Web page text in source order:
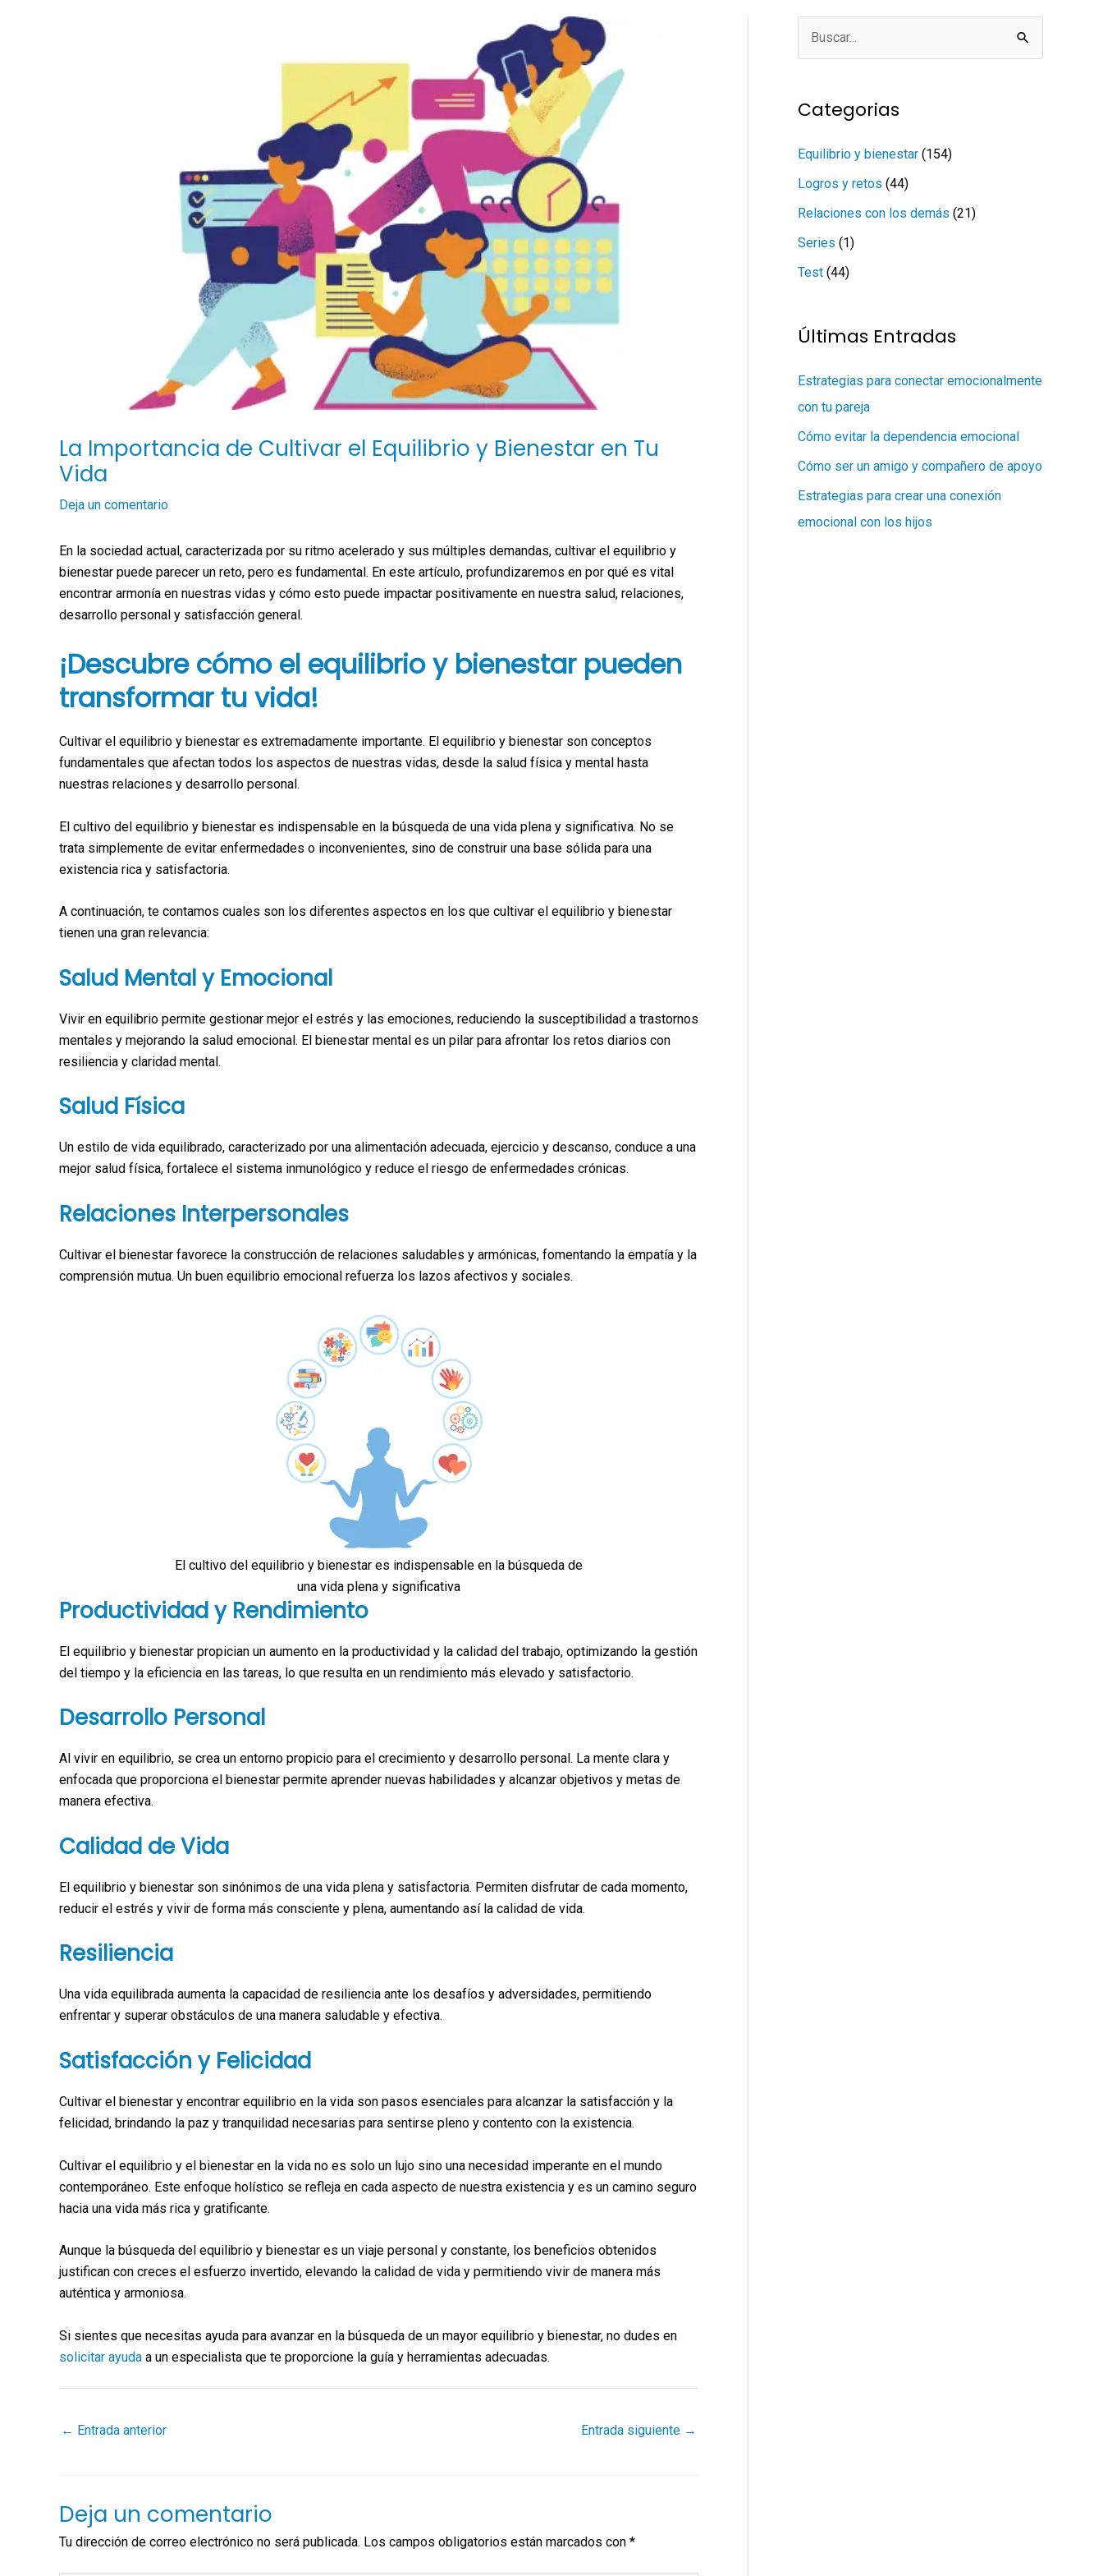
La Importancia de Cultivar el Equilibrio y Bienestar en Tu
Vida
Deja un comentario
En la sociedad actual, caracterizada por su ritmo acelerado y sus múltiples demandas, cultivar el equilibrio y
bienestar puede parecer un reto, pero es fundamental. En este artículo, profundizaremos en por qué es vital
encontrar armonía en nuestras vidas y cómo esto puede impactar positivamente en nuestra salud, relaciones,
desarrollo personal y satisfacción general.
¡Descubre cómo el equilibrio y bienestar pueden
transformar tu vida!
Cultivar el equilibrio y bienestar es extremadamente importante. El equilibrio y bienestar son conceptos
fundamentales que afectan todos los aspectos de nuestras vidas, desde la salud física y mental hasta
nuestras relaciones y desarrollo personal.
El cultivo del equilibrio y bienestar es indispensable en la búsqueda de una vida plena y significativa. No se
trata simplemente de evitar enfermedades o inconvenientes, sino de construir una base sólida para una
existencia rica y satisfactoria.
A continuación, te contamos cuales son los diferentes aspectos en los que cultivar el equilibrio y bienestar
tienen una gran relevancia:
Salud Mental y Emocional
Vivir en equilibrio permite gestionar mejor el estrés y las emociones, reduciendo la susceptibilidad a trastornos
mentales y mejorando la salud emocional. El bienestar mental es un pilar para afrontar los retos diarios con
resiliencia y claridad mental.
Salud Física
Un estilo de vida equilibrado, caracterizado por una alimentación adecuada, ejercicio y descanso, conduce a una
mejor salud física, fortalece el sistema inmunológico y reduce el riesgo de enfermedades crónicas.
Relaciones Interpersonales
Cultivar el bienestar favorece la construcción de relaciones saludables y armónicas, fomentando la empatía y la
comprensión mutua. Un buen equilibrio emocional refuerza los lazos afectivos y sociales.
El cultivo del equilibrio y bienestar es indispensable en la búsqueda de
una vida plena y significativa
Productividad y Rendimiento
El equilibrio y bienestar propician un aumento en la productividad y la calidad del trabajo, optimizando la gestión
del tiempo y la eficiencia en las tareas, lo que resulta en un rendimiento más elevado y satisfactorio.
Desarrollo Personal
Al vivir en equilibrio, se crea un entorno propicio para el crecimiento y desarrollo personal. La mente clara y
enfocada que proporciona el bienestar permite aprender nuevas habilidades y alcanzar objetivos y metas de
manera efectiva.
Calidad de Vida
El equilibrio y bienestar son sinónimos de una vida plena y satisfactoria. Permiten disfrutar de cada momento,
reducir el estrés y vivir de forma más consciente y plena, aumentando así la calidad de vida.
Resiliencia
Una vida equilibrada aumenta la capacidad de resiliencia ante los desafíos y adversidades, permitiendo
enfrentar y superar obstáculos de una manera saludable y efectiva.
Satisfacción y Felicidad
Cultivar el bienestar y encontrar equilibrio en la vida son pasos esenciales para alcanzar la satisfacción y la
felicidad, brindando la paz y tranquilidad necesarias para sentirse pleno y contento con la existencia.
Cultivar el equilibrio y el bienestar en la vida no es solo un lujo sino una necesidad imperante en el mundo
contemporáneo. Este enfoque holístico se refleja en cada aspecto de nuestra existencia y es un camino seguro
hacia una vida más rica y gratificante.
Aunque la búsqueda del equilibrio y bienestar es un viaje personal y constante, los beneficios obtenidos
justifican con creces el esfuerzo invertido, elevando la calidad de vida y permitiendo vivir de manera más
auténtica y armoniosa.
Si sientes que necesitas ayuda para avanzar en la búsqueda de un mayor equilibrio y bienestar, no dudes en
solicitar ayuda a un especialista que te proporcione la guía y herramientas adecuadas.
← Entrada anterior Entrada siguiente →
Deja un comentario
Tu dirección de correo electrónico no será publicada. Los campos obligatorios están marcados con *
c
a
r
Categorias
Equilibrio y bienestar (154)
Logros y retos (44)
Relaciones con los demás (21)
Series (1)
Test (44)
Últimas Entradas
Estrategias para conectar emocionalmente
con tu pareja
Cómo evitar la dependencia emocional
Cómo ser un amigo y compañero de apoyo
Estrategias para crear una conexión
emocional con los hijos